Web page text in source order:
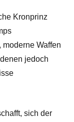
Kronprinz
Waffen
jedoch
sich der